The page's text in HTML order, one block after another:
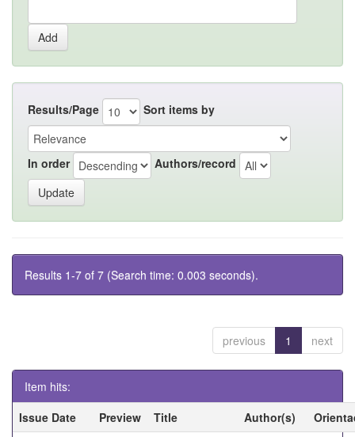
Results/Page Sort items by
In order Authors/record
Results 1-7 of 7 (Search time: 0.003 seconds).
previous 1 next
Item hits:
Issue Date
Preview Title Author(s)